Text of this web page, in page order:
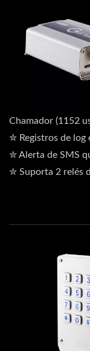
Chamador (1152
✮ Registros de log
✮ Alerta de SMS
✮ Suporta 2 relés